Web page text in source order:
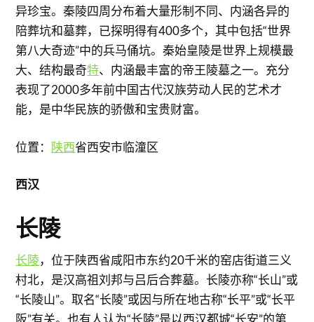
异珍宝。秦陵四周分布着大量形制不同、内涵各异的
陪葬坑和墓葬，已探明得有400多个，其中包括“世界
第八大奇迹”中的兵马俑坑。秦始皇陵是世界上规模最
大、结构最奇特、内涵最丰富的帝王陵墓之一。充分
表现了2000多年前中国古代汉族劳动人民的艺术才
能，是中华民族的骄傲和宝贵财富。
位置： 陕西省西安市临潼区
西汉
长陵
长陵，位于陕西省咸阳市东约20千米的窑店街道三义
村北，是汉高祖刘邦与吕后合葬墓。长陵亦称“长山”或
“长陵山”。取名“长陵”或因与所在地古称“长平”或“长平